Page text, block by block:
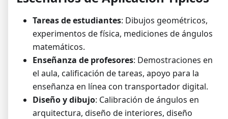
Tareas de estudiantes: Dibujos geométricos,
experimentos de física, mediciones de ángulos
matemáticos.
Enseñanza de profesores: Demostraciones en
el aula, calificación de tareas, apoyo para la
enseñanza en línea con transportador digital.
Diseño y dibujo: Calibración de ángulos en
arquitectura, diseño de interiores, diseño